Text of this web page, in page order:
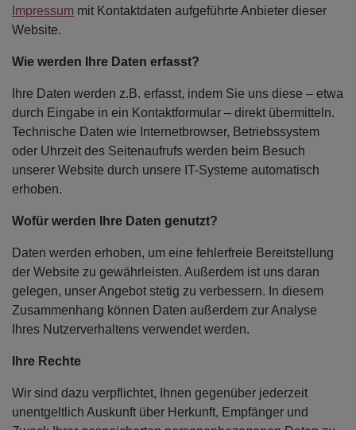
Impressum mit Kontaktdaten aufgeführte Anbieter dieser
Website.
Wie werden Ihre Daten erfasst?
Ihre Daten werden z.B. erfasst, indem Sie uns diese – etwa
durch Eingabe in ein Kontaktformular – direkt übermitteln.
Technische Daten wie Internetbrowser, Betriebssystem
oder Uhrzeit des Seitenaufrufs werden beim Besuch
unserer Website durch unsere IT-Systeme automatisch
erhoben.
Wofür werden Ihre Daten genutzt?
Daten werden erhoben, um eine fehlerfreie Bereitstellung
der Website zu gewährleisten. Außerdem ist uns daran
gelegen, unser Angebot stetig zu verbessern. In diesem
Zusammenhang können Daten außerdem zur Analyse
Ihres Nutzerverhaltens verwendet werden.
Ihre Rechte
Wir sind dazu verpflichtet, Ihnen gegenüber jederzeit
unentgeltlich Auskunft über Herkunft, Empfänger und